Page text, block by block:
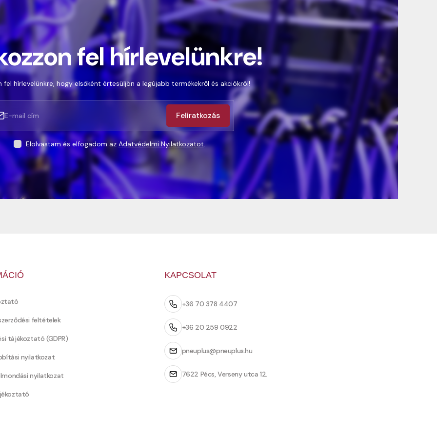
fel hírlevelünkre!
fel hírlevelünkre, hogy elsőként értesüljön a legújabb termékekről és akciókról!
Feliratkozás
Elolvastam és elfogadom azAdatvédelmi Nyilatkozatot.
feltételek
tájékoztató (GDPR)
nyilatkozat
nyilatkozat
KAPCSOLAT
+36 70 378 4407
+36 20 259 0922
pneuplus@pneuplus.hu
7622 Pécs, Verseny utca 12.